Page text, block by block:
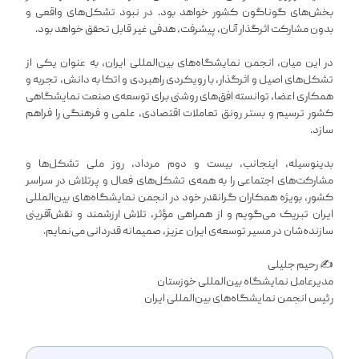
بخش‌های گوناگون کشور خواهد بود. در نبود تشکل‌های واقعی و
بدون مشارکت اثرگذار آنان، پیشرفت، هدفی غیر قابل تحقق خواهد بود.
در این میان، انجمن نمایشگاه‌های بین‌المللی ایران، به عنوان یکی از
تشکل‌های اصیل و اثرگذار، با رویکردی راهبردی و اتکا به دانش، تجربه و
همکاری اعضا، توانسته افق‌های روشنی برای توسعه‌ی صنعت نمایشگاهی
کشور ترسیم و بستر رونق تعاملات اقتصادی، علمی و فرهنگی را فراهم
سازد.
بدینوسیله، اینجانب، بیست و دوم مرداد، روز ملی تشکل‌ها و
مشارکت‌های اجتماعی را به همه‌ی تشکل‌های فعال و پرتلاش در سراسر
کشور، بویژه همکاران گرانقدر خود در انجمن نمایشگاه‌های بین‌المللی
ایران تبریک می‌گویم و از همراهی مؤثر، تلاش ارزشمند و نقش‌آفرینی
سازنده‌شان در مسیر توسعه‌ی ایران عزیز، صمیمانه قدردانی می‌نمایم.
✍️ رحیم جلیلی
مدیرعامل نمایشگاه بین‌المللی خوزستان
رئیس انجمن نمایشگاه‌های بین‌المللی ایران